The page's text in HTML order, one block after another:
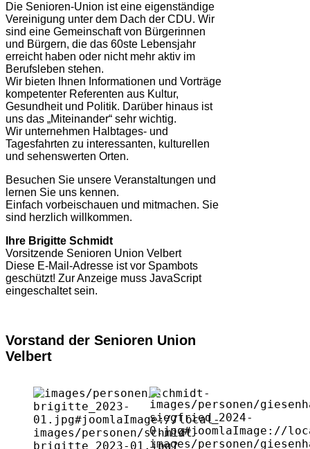
Die Senioren-Union ist eine eigenständige
Vereinigung unter dem Dach der CDU. Wir
sind eine Gemeinschaft von Bürgerinnen
und Bürgern, die das 60ste Lebensjahr
erreicht haben oder nicht mehr aktiv im
Berufsleben stehen.
Wir bieten Ihnen Informationen und Vorträge
kompetenter Referenten aus Kultur,
Gesundheit und Politik. Darüber hinaus ist
uns das „Miteinander“ sehr wichtig.
Wir unternehmen Halbtages- und
Tagesfahrten zu interessanten, kulturellen
und sehenswerten Orten.
Besuchen Sie unsere Veranstaltungen und
lernen Sie uns kennen.
Einfach vorbeischauen und mitmachen. Sie
sind herzlich willkommen.
Ihre Brigitte Schmidt
Vorsitzende Senioren Union Velbert
Diese E-Mail-Adresse ist vor Spambots
geschützt! Zur Anzeige muss JavaScript
eingeschaltet sein.
Vorstand der Senioren Union
Velbert